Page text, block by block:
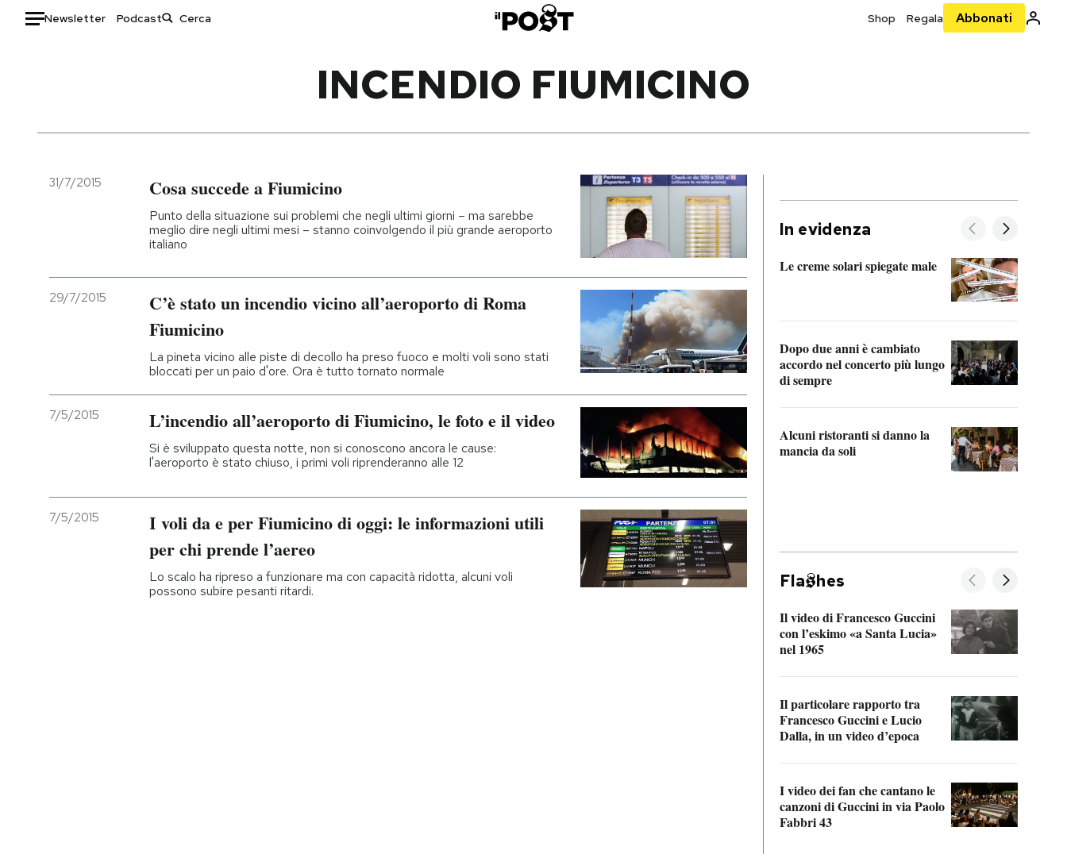
Newsletter Podcast Shop Regala Abbonati
Italia
Politica
Economia
Moda
Ok Boomer!
INCENDIO FIUMICINO
31/7/2015 Cosa succede a Fiumicino
Punto della situazione sui problemi che negli ultimi giorni – ma sarebbe
meglio dire negli ultimi mesi – stanno coinvolgendo il più grande aeroporto
italiano
29/7/2015
C’è stato un incendio vicino all’aeroporto di Roma
Fiumicino
La pineta vicino alle piste di decollo ha preso fuoco e molti voli sono stati
bloccati per un paio d'ore. Ora è tutto tornato normale
7/5/2015 L’incendio all’aeroporto di Fiumicino, le foto e il video
Si è sviluppato questa notte, non si conoscono ancora le cause:
l'aeroporto è stato chiuso, i primi voli riprenderanno alle 12
7/5/2015
I voli da e per Fiumicino di oggi: le informazioni utili
per chi prende l’aereo
Lo scalo ha ripreso a funzionare ma con capacità ridotta, alcuni voli
possono subire pesanti ritardi.
In evidenza
Le creme solari spiegate male
Dopo due anni è cambiato
accordo nel concerto più lungo
di sempre
Alcuni ristoranti si danno la
mancia da soli
Fla hes
Il video di Francesco Guccini
con l’eskimo «a Santa Lucia»
nel 1965
Il particolare rapporto tra
Francesco Guccini e Lucio
Dalla, in un video d’epoca
I video dei fan che cantano le
canzoni di Guccini in via Paolo
Fabbri 43